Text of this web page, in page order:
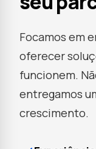
Focamos em
oferecer
funcionem.
entregamos
crescimento.